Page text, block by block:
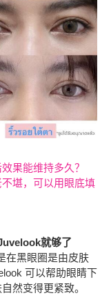
果能维持多久？
堪，可以用眼底填
就够了
在黑眼圈是由皮肤
可以帮助眼睛下
然变得更紧致。